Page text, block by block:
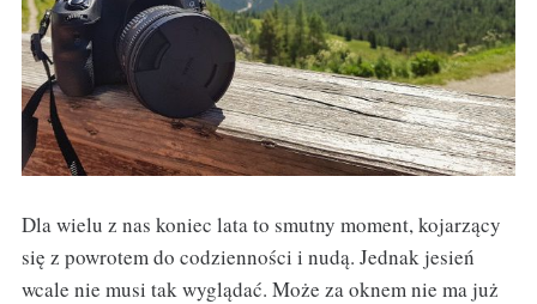
Dla wielu z nas koniec lata to smutny moment, kojarzący
się z powrotem do codzienności i nudą. Jednak jesień
wcale nie musi tak wyglądać. Może za oknem nie ma już